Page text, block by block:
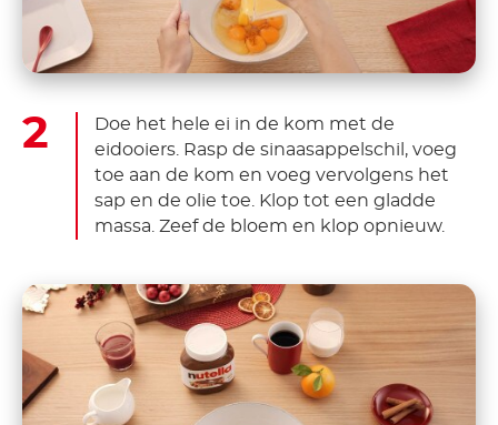
Doe het hele ei in de kom met de
eidooiers. Rasp de sinaasappelschil, voeg
toe aan de kom en voeg vervolgens het
sap en de olie toe. Klop tot een gladde
massa. Zeef de bloem en klop opnieuw.